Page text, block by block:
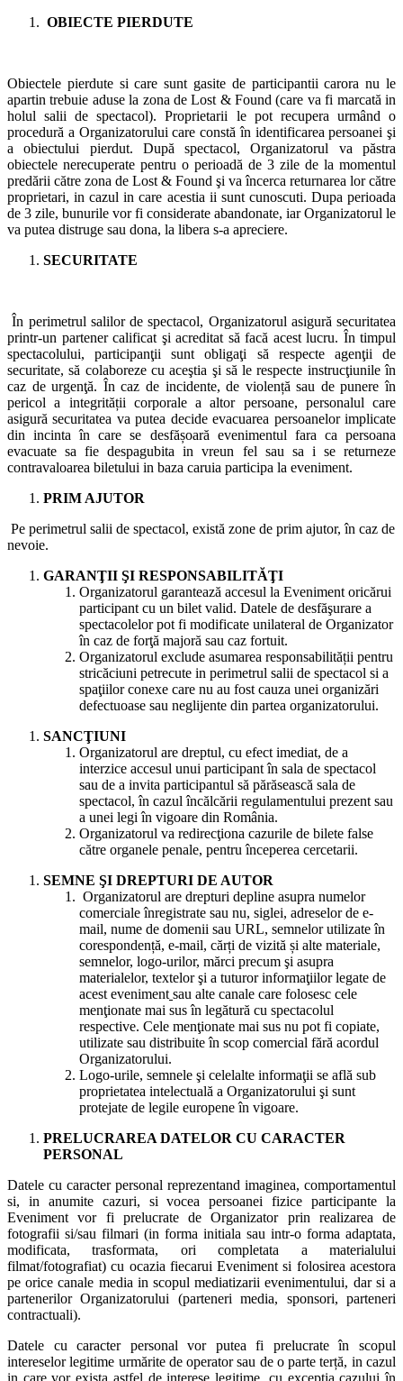
OBIECTE PIERDUTE
Obiectele pierdute si care sunt gasite de participantii carora nu le
apartin trebuie aduse la zona de Lost & Found (care va fi marcată in
holul salii de spectacol). Proprietarii le pot recupera urmând o
procedură a Organizatorului care constă în identificarea persoanei şi
a obiectului pierdut. După spectacol, Organizatorul va păstra
obiectele nerecuperate pentru o perioadă de 3 zile de la momentul
predării către zona de Lost & Found şi va încerca returnarea lor către
proprietari, in cazul in care acestia ii sunt cunoscuti. Dupa perioada
de 3 zile, bunurile vor fi considerate abandonate, iar Organizatorul le
va putea distruge sau dona, la libera s-a apreciere.
SECURITATE
În perimetrul salilor de spectacol, Organizatorul asigură securitatea
printr-un partener calificat şi acreditat să facă acest lucru. În timpul
spectacolului, participanţii sunt obligaţi să respecte agenţii de
securitate, să colaboreze cu aceştia şi să le respecte instrucţiunile în
caz de urgenţă. În caz de incidente, de violență sau de punere în
pericol a integrității corporale a altor persoane, personalul care
asigură securitatea va putea decide evacuarea persoanelor implicate
din incinta în care se desfășoară evenimentul fara ca persoana
evacuate sa fie despagubita in vreun fel sau sa i se returneze
contravaloarea biletului in baza caruia participa la eveniment.
PRIM AJUTOR
Pe perimetrul salii de spectacol, există zone de prim ajutor, în caz de
nevoie.
GARANŢII ŞI RESPONSABILITĂŢI
Organizatorul garantează accesul la Eveniment oricărui
participant cu un bilet valid. Datele de desfăşurare a
spectacolelor pot fi modificate unilateral de Organizator
în caz de forţă majoră sau caz fortuit.
Organizatorul exclude asumarea responsabilității pentru
stricăciuni petrecute in perimetrul salii de spectacol si a
spaţiilor conexe care nu au fost cauza unei organizări
defectuoase sau neglijente din partea organizatorului.
SANCŢIUNI
Organizatorul are dreptul, cu efect imediat, de a
interzice accesul unui participant în sala de spectacol
sau de a invita participantul să părăsească sala de
spectacol, în cazul încălcării regulamentului prezent sau
a unei legi în vigoare din România.
Organizatorul va redirecţiona cazurile de bilete false
către organele penale, pentru începerea cercetarii.
SEMNE ŞI DREPTURI DE AUTOR
Organizatorul are drepturi depline asupra numelor
comerciale înregistrate sau nu, siglei, adreselor de e-
mail, nume de domenii sau URL, semnelor utilizate în
corespondență, e-mail, cărți de vizită și alte materiale,
semnelor, logo-urilor, mărci precum şi asupra
materialelor, textelor şi a tuturor informaţiilor legate de
acest eveniment sau alte canale care folosesc cele
menţionate mai sus în legătură cu spectacolul
respective. Cele menţionate mai sus nu pot fi copiate,
utilizate sau distribuite în scop comercial fără acordul
Organizatorului.
Logo-urile, semnele şi celelalte informaţii se află sub
proprietatea intelectuală a Organizatorului şi sunt
protejate de legile europene în vigoare.
PRELUCRAREA DATELOR CU CARACTER
PERSONAL
Datele cu caracter personal reprezentand imaginea, comportamentul
si, in anumite cazuri, si vocea persoanei fizice participante la
Eveniment vor fi prelucrate de Organizator prin realizarea de
fotografii si/sau filmari (in forma initiala sau intr-o forma adaptata,
modificata, trasformata, ori completata a materialului
filmat/fotografiat) cu ocazia fiecarui Eveniment si folosirea acestora
pe orice canale media in scopul mediatizarii evenimentului, dar si a
partenerilor Organizatorului (parteneri media, sponsori, parteneri
contractuali).
Datele cu caracter personal vor putea fi prelucrate în scopul
intereselor legitime urmărite de operator sau de o parte terță, in cazul
in care vor exista astfel de interese legitime, cu excepția cazului în